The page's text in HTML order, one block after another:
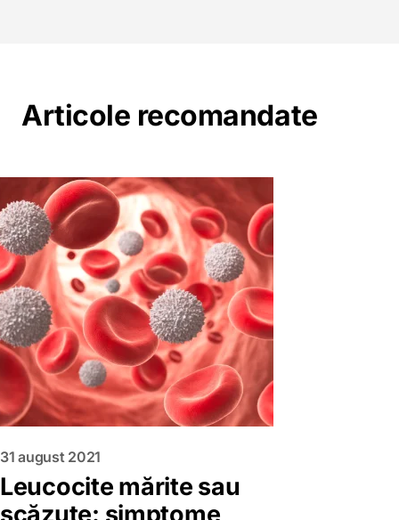
Articole recomandate
31 august 2021
Leucocite mărite sau